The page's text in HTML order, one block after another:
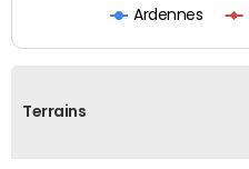
Ardennes
Terrains